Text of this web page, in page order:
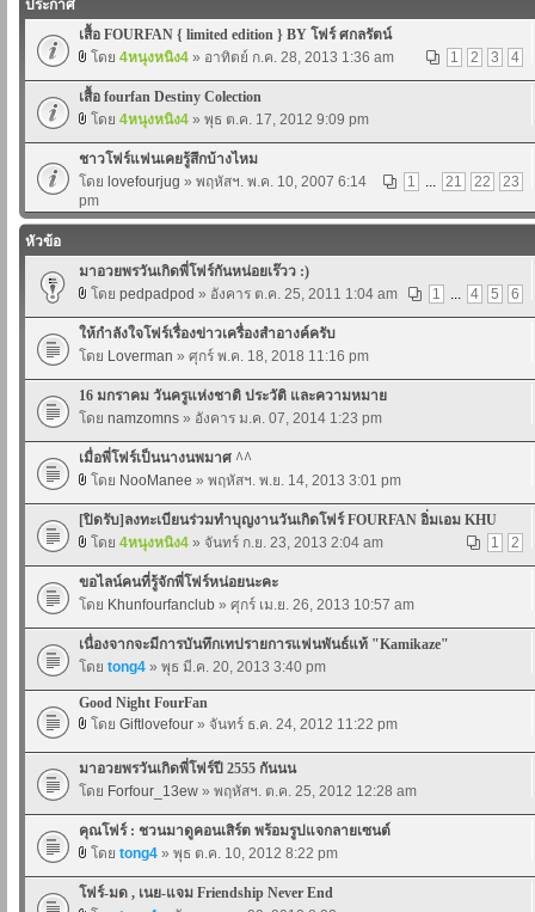
ประกาศ
เสื้อ FOURFAN { limited edition } BY โฟร์ ศกลรัตน์
1
2 3 4
โดย 4หนุงหนิง4 » อาทิตย์ ก.ค. 28, 2013 1:36 am
เสื้อ fourfan Destiny Colection
โดย 4หนุงหนิง4 » พุธ ต.ค. 17, 2012 9:09 pm
ชาวโฟร์แฟนเคยรู้สึกบ้างไหม
1
... 21 22 23
โดย lovefourjug » พฤหัสฯ. พ.ค. 10, 2007 6:14
pm
หัวข้อ
มาอวยพรวันเกิดพี่โฟร์กันหน่อยเร๊วว :)
1
... 4 5 6
โดย pedpadpod » อังคาร ต.ค. 25, 2011 1:04 am
ให้กำลังใจโฟร์เรื่องข่าวเครื่องสำอางค์ครับ
โดย Loverman » ศุกร์ พ.ค. 18, 2018 11:16 pm
16 มกราคม วันครูแห่งชาติ ประวัติ และความหมาย
โดย namzomns » อังคาร ม.ค. 07, 2014 1:23 pm
เมื่อพี่โฟร์เป็นนางนพมาศ ^^
โดย NooManee » พฤหัสฯ. พ.ย. 14, 2013 3:01 pm
[ปิดรับ]ลงทะเบียนร่วมทำบุญงานวันเกิดโฟร์ FOURFAN อิ่มเอม KHU
1
2
โดย 4หนุงหนิง4 » จันทร์ ก.ย. 23, 2013 2:04 am
ขอไลน์คนที่รู้จักพี่โฟร์หน่อยนะคะ
โดย Khunfourfanclub » ศุกร์ เม.ย. 26, 2013 10:57 am
เนื่องจากจะมีการบันทึกเทปรายการแฟนพันธ์แท้ "Kamikaze"
โดย tong4 » พุธ มี.ค. 20, 2013 3:40 pm
Good Night FourFan
โดย Giftlovefour » จันทร์ ธ.ค. 24, 2012 11:22 pm
มาอวยพรวันเกิดพี่โฟร์ปี 2555 กันนน
โดย Forfour_13ew » พฤหัสฯ. ต.ค. 25, 2012 12:28 am
คุณโฟร์ : ชวนมาดูคอนเสิร์ต พร้อมรูปแจกลายเซนต์
โดย tong4 » พุธ ต.ค. 10, 2012 8:22 pm
โฟร์-มด , เนย-แจม Friendship Never End